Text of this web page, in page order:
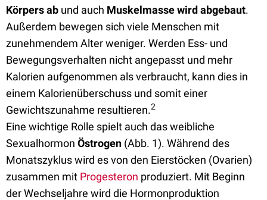
Körpers ab und auch Muskelmasse wird abgebaut.
Außerdem bewegen sich viele Menschen mit
zunehmendem Alter weniger. Werden Ess- und
Bewegungsverhalten nicht angepasst und mehr
Kalorien aufgenommen als verbraucht, kann dies in
einem Kalorienüberschuss und somit einer
Gewichtszunahme resultieren.2
Eine wichtige Rolle spielt auch das weibliche
Sexualhormon Östrogen (Abb. 1). Während des
Monatszyklus wird es von den Eierstöcken (Ovarien)
zusammen mit Progesteron produziert. Mit Beginn
der Wechseljahre wird die Hormonproduktion